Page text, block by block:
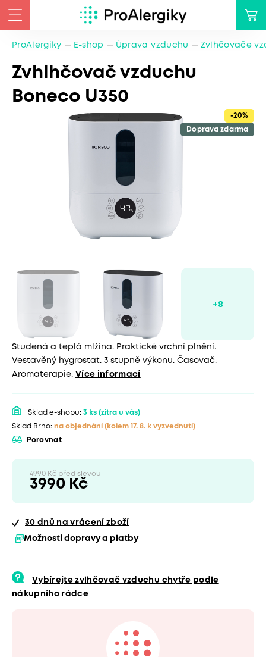
ProAlergiky E-shop Úprava vzduchu Zvlhčovače
Zvhlhčovač vzduchu
Boneco U350
-20%
Doprava zdarma
Studená a teplá mlžina. Praktické vrchní plnění.
Vestavěný hygrostat. 3 stupně výkonu. Časovač.
Aromaterapie. Více informací
Sklad e-shopu: 3 ks (zítra u vás)
Sklad Brno: na objednání (kolem 17. 8. k vyzvednutí)
Porovnat
4990 Kč před slevou
3990 Kč
30 dnů na vrácení zboží
Možnosti dopravy a platby
Vybírejte zvlhčovač vzduchu chytře podle
nákupního rádce